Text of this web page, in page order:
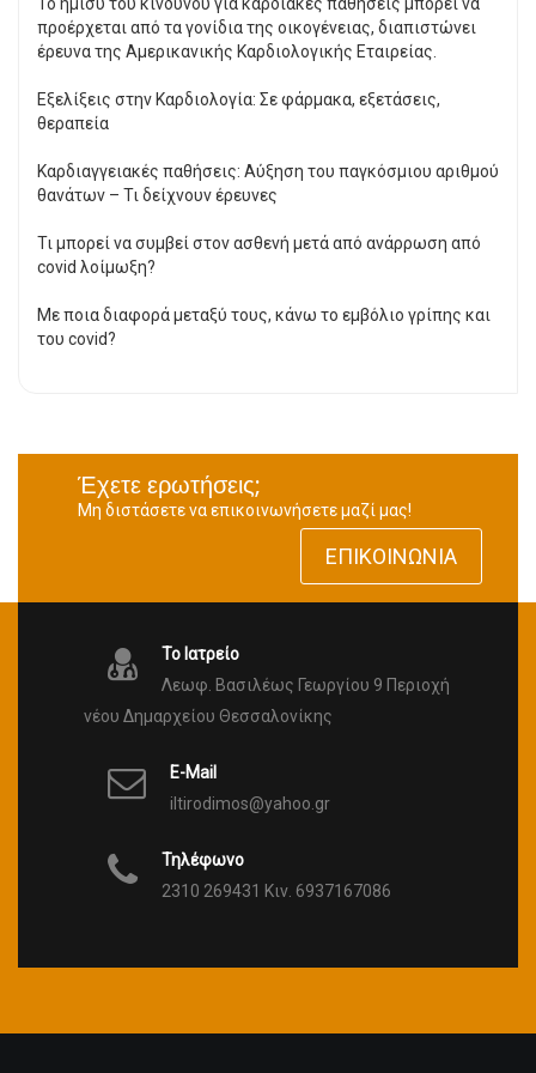
προέρχεται από τα γονίδια της οικογένειας, διαπιστώνει
έρευνα της Αμερικανικής Καρδιολογικής Εταιρείας.
Εξελίξεις στην Καρδιολογία: Σε φάρμακα, εξετάσεις,
θεραπεία
Καρδιαγγειακές παθήσεις: Αύξηση του παγκόσμιου αριθμού
θανάτων – Τι δείχνουν έρευνες
Τι μπορεί να συμβεί στον ασθενή μετά από ανάρρωση από
covid λοίμωξη?
Με ποια διαφορά μεταξύ τους, κάνω το εμβόλιο γρίπης και
του covid?
Έχετε ερωτήσεις;
Μη διστάσετε να επικοινωνήσετε μαζί μας!
ΕΠΙΚΟΙΝΩΝΊΑ
Το Ιατρείο
Λεωφ. Βασιλέως Γεωργίου 9 Περιοχή
νέου Δημαρχείου Θεσσαλονίκης
E-Mail
iltirodimos@yahoo.gr
Τηλέφωνο
2310 269431 Κιν. 6937167086